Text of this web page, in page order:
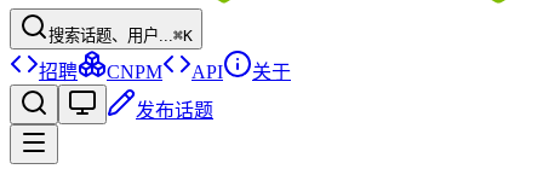
搜索话题、用户...⌘K
招聘 CNPM API
关于
发布话题